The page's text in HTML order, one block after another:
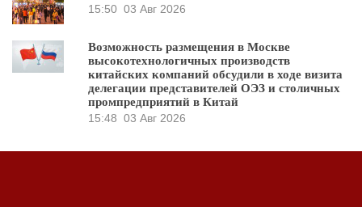
15:50 03 Авг 2026
Возможность размещения в Москве
высокотехнологичных производств
китайских компаний обсудили в ходе визита
делегации представителей ОЭЗ и столичных
промпредприятий в Китай
15:48 03 Авг 2026